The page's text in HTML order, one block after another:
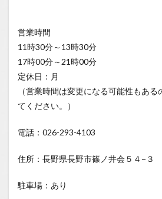
営業時間
11時30分～13時30分
17時00分～21時00分
定休日：月
（営業時間は変更になる可能性もあ
てください。）
電話：026-293-4103
住所：長野県長野市篠ノ井会５４−３
駐車場：あり